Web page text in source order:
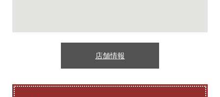
店舗情報